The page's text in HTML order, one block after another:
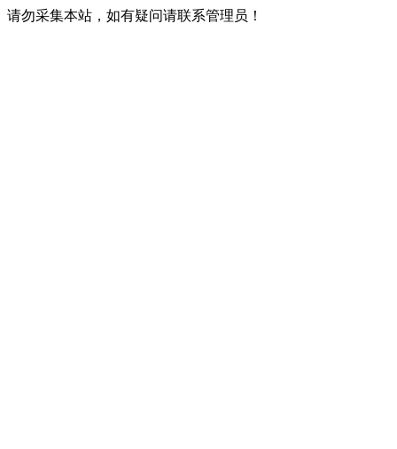
请勿采集本站，如有疑问请联系管理员！